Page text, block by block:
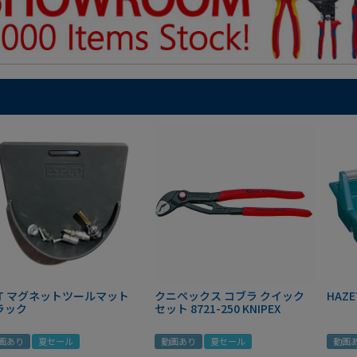
マグネットツールマット
ック
あり 夏セール
クニペックス コブラ クイック
セット 8721-250 KNIPEX
動画あり 夏セール 動画